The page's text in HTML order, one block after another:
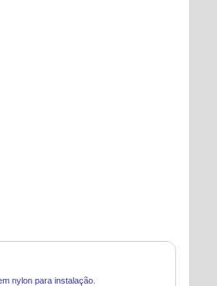
nylon para instalação.